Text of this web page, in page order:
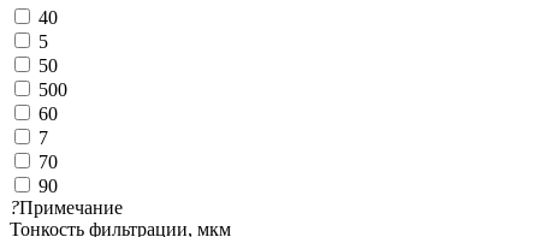
40
5
50
500
60
7
70
90
?Примечание
Тонкость фильтрации, мкм